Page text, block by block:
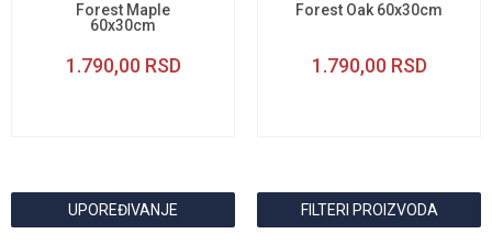
Forest Maple
60x30cm
1.790,00 RSD
Forest Oak 60x30cm
1.790,00 RSD
UPOREĐIVANJE FILTERI PROIZVODA